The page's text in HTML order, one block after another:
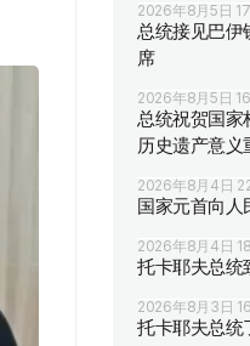
2026年8月5日
总统接见巴伊
席
2026年8月5日
总统祝贺国家
历史遗产意义
2026年8月4日
国家元首向人
2026年8月4日
托卡耶夫总统
2026年8月3日
托卡耶夫总统